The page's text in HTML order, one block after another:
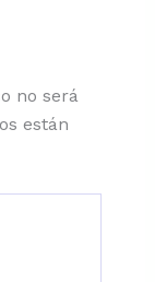
no será
están